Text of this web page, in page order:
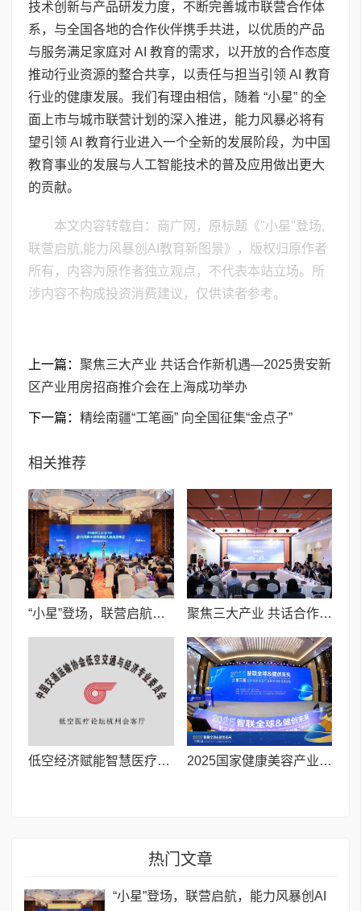
技术创新与产品研发力度，不断完善城市联营合作体
系，与全国各地的合作伙伴携手共进，以优质的产品
与服务满足家庭对 AI 教育的需求，以开放的合作态度
推动行业资源的整合共享，以责任与担当引领 AI 教育
行业的健康发展。我们有理由相信，随着 “小星” 的全
面上市与城市联营计划的深入推进，能力风暴必将有
望引领 AI 教育行业进入一个全新的发展阶段，为中国
教育事业的发展与人工智能技术的普及应用做出更大
的贡献。
本文内容转载自：商广网，原标题《"小星"登场,
联营启航,能力风暴创AI教育新图景》，版权归原作者
所有，内容为原作者独立观点，不代表本站立场。所
涉内容不构成投资消费建议，仅供读者参考。
上一篇： 聚焦三大产业 共话合作新机遇—2025贵安新
区产业用房招商推介会在上海成功举办
下一篇： 精绘南疆“工笔画” 向全国征集“金点子”
相关推荐
“小星”登场，联营启航，能力风暴创AI教育新图景 聚焦三大产业 共话合作新机遇—2025贵安新区产业用房招商推介会在上海成功举办
低空经济赋能智慧医疗新篇章:杭州院士之家共绘航空医疗新蓝图 ​2025国家健康美容产业联盟创新发展论坛在杭盛大召开
热门文章
“小星”登场，联营启航，能力风暴创AI